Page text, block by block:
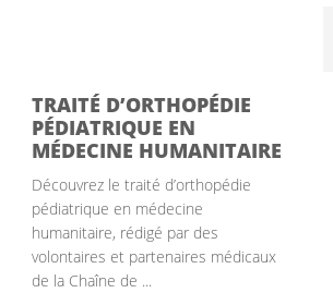
TRAITÉ D’ORTHOPÉDIE
PÉDIATRIQUE EN
MÉDECINE HUMANITAIRE
Découvrez le traité d’orthopédie
pédiatrique en médecine
humanitaire, rédigé par des
volontaires et partenaires médicaux
de la Chaîne de ...